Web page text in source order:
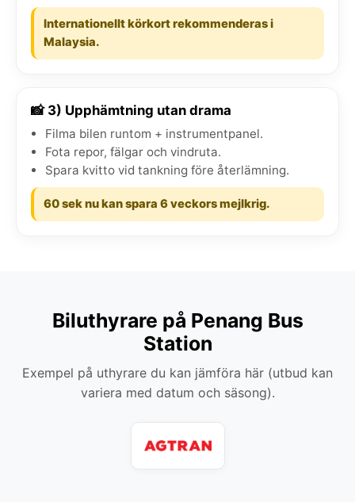
Internationellt körkort rekommenderas i
Malaysia.
📸 3) Upphämtning utan drama
Filma bilen runtom + instrumentpanel.
Fota repor, fälgar och vindruta.
Spara kvitto vid tankning före återlämning.
60 sek nu kan spara 6 veckors mejlkrig.
Biluthyrare på Penang Bus
Station
Exempel på uthyrare du kan jämföra här (utbud kan
variera med datum och säsong).